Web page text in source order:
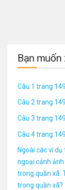
Bạn
Câu 1 trang
Câu 2 trang
Câu 3 trang
Câu 4 trang
Ngoài các ví
ngoại cảnh
trong quần xã.
trong quần xã?